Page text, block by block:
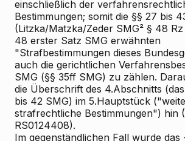
einschließlich der
Bestimmungen; somit die §§ 27 bis
(Litzka/Matzka/Zeder SMG² § 48
48 erster Satz SMG erwähnten
"Strafbestimmungen dieses
auch die gerichtlichen
SMG (§§ 35ff SMG) zu zählen.
die Überschrift des 4.Abschnitts
bis 42 SMG) im 5.Hauptstück
strafrechtliche Bestimmungen") hin
RS0124408).
Im gegenständlichen Fall wurde das